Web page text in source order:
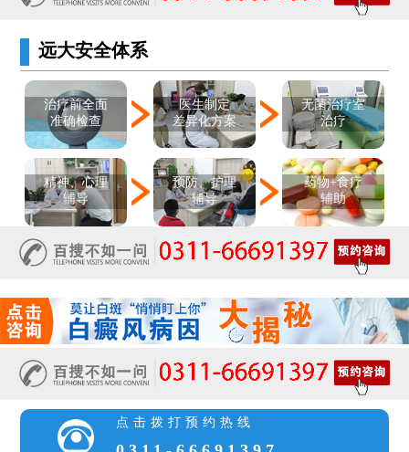
远大安全体系
治疗前全面
准确检查
医生制定
差异化方案
无菌治疗室
治疗
精神、心理
辅导
预防、护理
辅导
药物+食疗
辅助
点击拨打预约热线